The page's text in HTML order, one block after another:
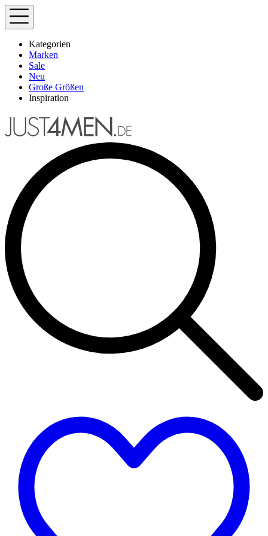
Kategorien
Marken
Sale
Neu
Große Größen
Inspiration